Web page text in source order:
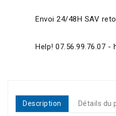
Envoi 24/48H SAV
Help! 07.56.99.76.07 -
Description Détails du